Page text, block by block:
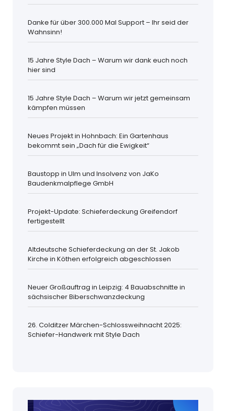
Danke für über 300.000 Mal Support – Ihr seid der
Wahnsinn!
15 Jahre Style Dach – Warum wir dank euch noch
hier sind
15 Jahre Style Dach – Warum wir jetzt gemeinsam
kämpfen müssen
Neues Projekt in Hohnbach: Ein Gartenhaus
bekommt sein „Dach für die Ewigkeit“
Baustopp in Ulm und Insolvenz von JaKo
Baudenkmalpflege GmbH
Projekt-Update: Schieferdeckung Greifendorf
fertigestellt
Altdeutsche Schieferdeckung an der St. Jakob
Kirche in Köthen erfolgreich abgeschlossen
Neuer Großauftrag in Leipzig: 4 Bauabschnitte in
sächsischer Biberschwanzdeckung
26. Colditzer Märchen-Schlossweihnacht 2025:
Schiefer-Handwerk mit Style Dach